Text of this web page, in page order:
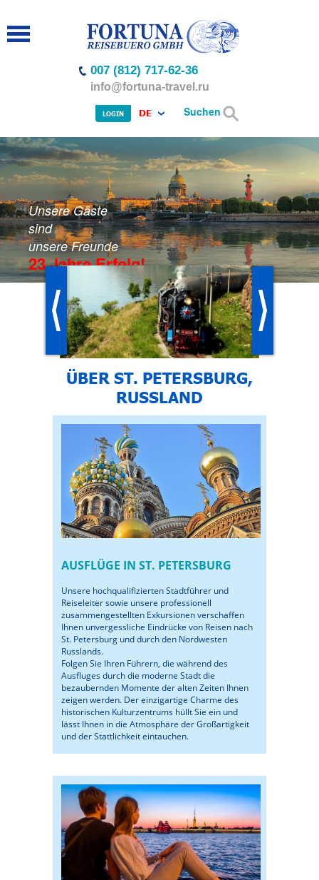
Suchen
007 (812) 717-62-36
info@fortuna-travel.ru
LOGIN DE
Unsere Gäste
sind
unsere Freunde
23 Jahre Erfolg!
ÜBER ST. PETERSBURG,
RUSSLAND
AUSFLÜGE IN ST. PETERSBURG
Unsere hochqualifizierten Stadtführer und
Reiseleiter sowie unsere professionell
zusammengestellten Exkursionen verschaffen
Ihnen unvergessliche Eindrücke von Reisen nach
St. Petersburg und durch den Nordwesten
Russlands.
Folgen Sie Ihren Führern, die während des
Ausfluges durch die moderne Stadt die
bezaubernden Momente der alten Zeiten Ihnen
zeigen werden. Der einzigartige Charme des
historischen Kulturzentrums hüllt Sie ein und
lässt Ihnen in die Atmosphäre der Großartigkeit
und der Stattlichkeit eintauchen.